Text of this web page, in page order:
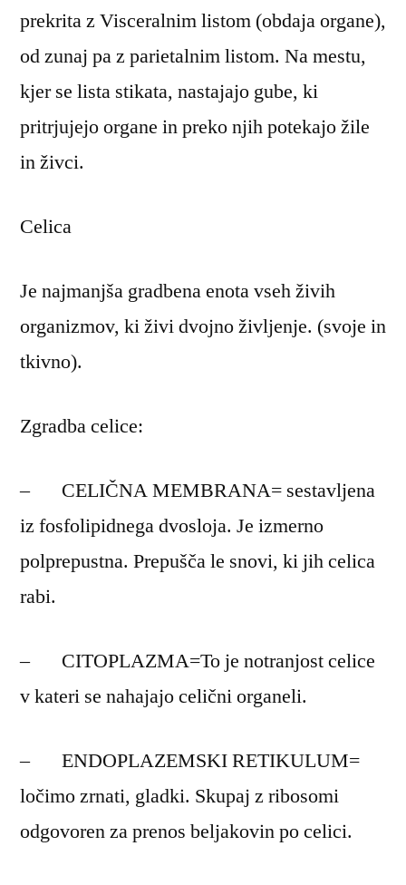
prekrita z Visceralnim listom (obdaja organe),
od zunaj pa z parietalnim listom. Na mestu,
kjer se lista stikata, nastajajo gube, ki
pritrjujejo organe in preko njih potekajo žile
in živci.
Celica
Je najmanjša gradbena enota vseh živih
organizmov, ki živi dvojno življenje. (svoje in
tkivno).
Zgradba celice:
– CELIČNA MEMBRANA= sestavljena
iz fosfolipidnega dvosloja. Je izmerno
polprepustna. Prepušča le snovi, ki jih celica
rabi.
– CITOPLAZMA=To je notranjost celice
v kateri se nahajajo celični organeli.
– ENDOPLAZEMSKI RETIKULUM=
ločimo zrnati, gladki. Skupaj z ribosomi
odgovoren za prenos beljakovin po celici.